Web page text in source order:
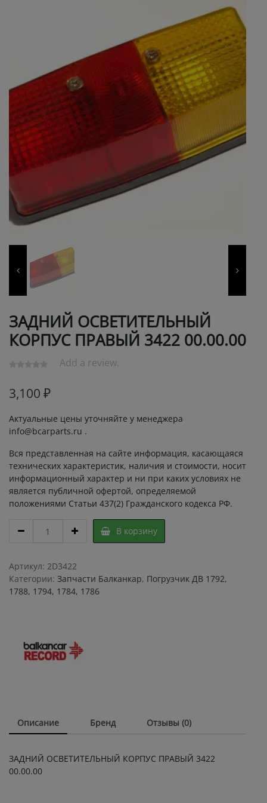
ЗАДНИЙ ОСВЕТИТЕЛЬНЫЙ
КОРПУС ПРАВЫЙ 3422 00.00.00
Add a review.
3,100 ₽
Актуальные цены уточняйте у менеджера
info@bcarparts.ru .
Вся представленная на сайте информация, касающаяся
технических характеристик, наличия и стоимости, носит
информационный характер и ни при каких условиях не
является публичной офертой, определяемой
положениями Статьи 437(2) Гражданского кодекса РФ.
ОСВЕТИТЕЛЬНЫЙ
ПРАВЫЙ
3422
00.00.00
В корзину
Артикул: 2D3422
Категории: Запчасти Балканкар, Погрузчик ДВ 1792,
1788, 1794, 1784, 1786
Описание Бренд Отзывы (0)
ЗАДНИЙ ОСВЕТИТЕЛЬНЫЙ КОРПУС ПРАВЫЙ 3422
00.00.00